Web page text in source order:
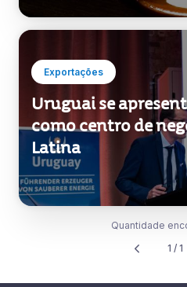
Exportações
Uruguai se
como centro de
Latina
Quantidade
1 / 1